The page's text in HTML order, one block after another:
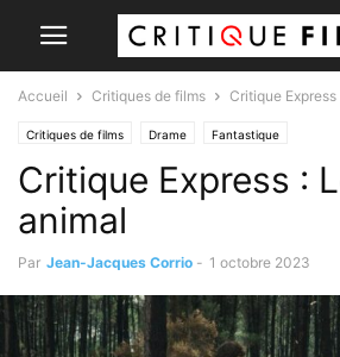
Accueil Critiques de films Critique
Critiques de films Drame Fantastique
Critique Express :
animal
Par Jean-Jacques Corrio - 1 octobre 2023